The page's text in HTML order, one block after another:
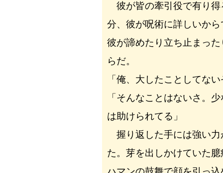
彼が皆の牽引役で有り得
分、彼が呪術に詳しいか
彼が諦めたり立ち止まっ
らだ。
「俺、大したことしてな
「そんなことはないさ。
は助けられてる」
握り返した手には強い力
た。芽を出しかけていた